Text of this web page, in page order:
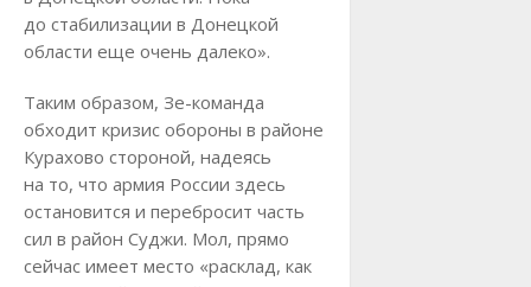
до стабилизации в Донецкой
области еще очень далеко».
Таким образом, Зе-команда
обходит кризис обороны в районе
Курахово стороной, надеясь
на то, что армия России здесь
остановится и перебросит часть
сил в район Суджи. Мол, прямо
сейчас имеет место «расклад, как